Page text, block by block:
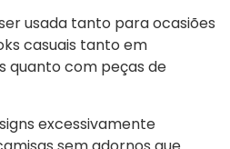
usada tanto para ocasiões
casuais tanto em
quanto com peças de
excessivamente